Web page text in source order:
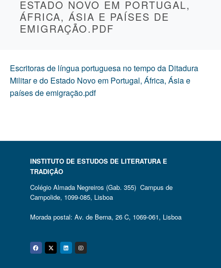
ESTADO NOVO EM PORTUGAL,
ÁFRICA, ÁSIA E PAÍSES DE
EMIGRAÇÃO.PDF
Escritoras de língua portuguesa no tempo da Ditadura
Militar e do Estado Novo em Portugal, África, Ásia e
países de emigração.pdf
INSTITUTO DE ESTUDOS DE LITERATURA E
TRADIÇÃO
Colégio Almada Negreiros (Gab. 355) Campus de
Campolide, 1099-085, Lisboa
Morada postal: Av. de Berna, 26 C, 1069-061, Lisboa
Facebook
Twitter
Linkedin
Instagram